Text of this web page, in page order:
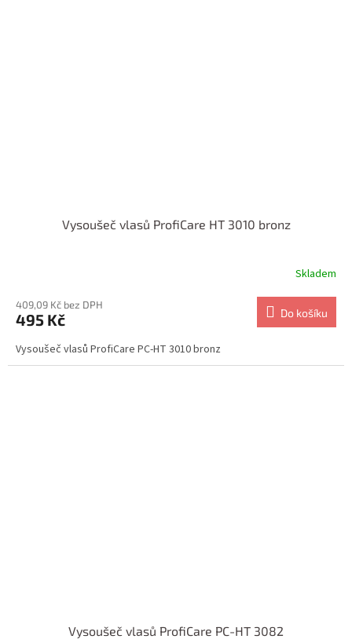
Vysoušeč vlasů ProfiCare HT 3010 bronz
Skladem
409,09 Kč bez DPH
495 Kč Do košíku
Vysoušeč vlasů ProfiCare PC-HT 3010 bronz
Vysoušeč vlasů ProfiCare PC-HT 3082